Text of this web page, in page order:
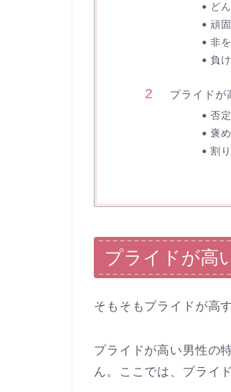
ど
頑固
非
負
プライドが
否
褒
割
プライドが高
そもそもプライドが高
プライドが高い男性の
ん。ここでは、プライ